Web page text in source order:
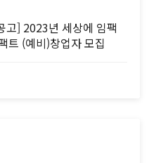
고] 2023년 세상에 임팩
트 (예비)창업자 모집